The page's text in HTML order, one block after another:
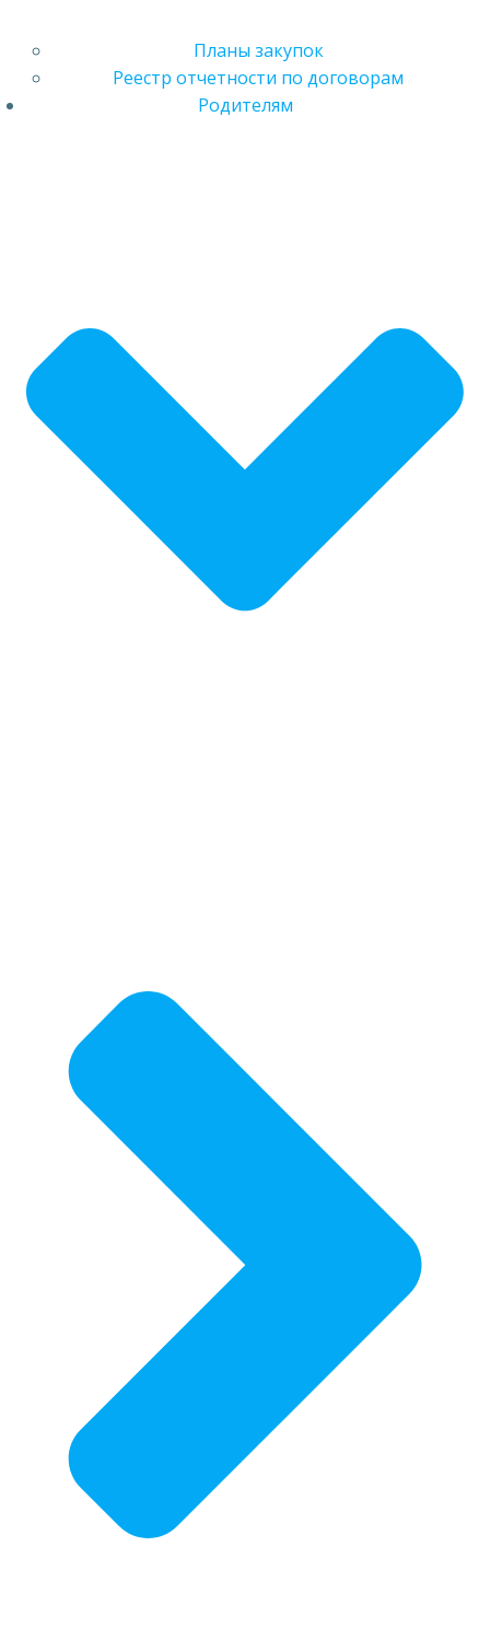
Планы закупок
Реестр отчетности по договорам
Родителям